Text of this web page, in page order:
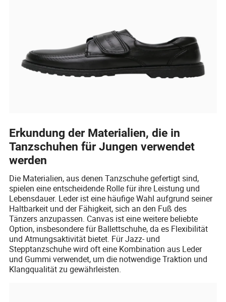
Erkundung der Materialien, die in
Tanzschuhen für Jungen verwendet
werden
Die Materialien, aus denen Tanzschuhe gefertigt sind,
spielen eine entscheidende Rolle für ihre Leistung und
Lebensdauer. Leder ist eine häufige Wahl aufgrund seiner
Haltbarkeit und der Fähigkeit, sich an den Fuß des
Tänzers anzupassen. Canvas ist eine weitere beliebte
Option, insbesondere für Ballettschuhe, da es Flexibilität
und Atmungsaktivität bietet. Für Jazz- und
Stepptanzschuhe wird oft eine Kombination aus Leder
und Gummi verwendet, um die notwendige Traktion und
Klangqualität zu gewährleisten.